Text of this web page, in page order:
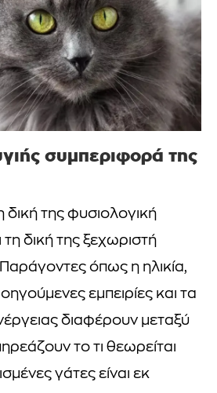
συμπεριφορά της
δική της φυσιολογική
δική της ξεχωριστή
όπως η ηλικία,
εμπειρίες και τα
διαφέρουν μεταξύ
το τι θεωρείται
γάτες είναι εκ